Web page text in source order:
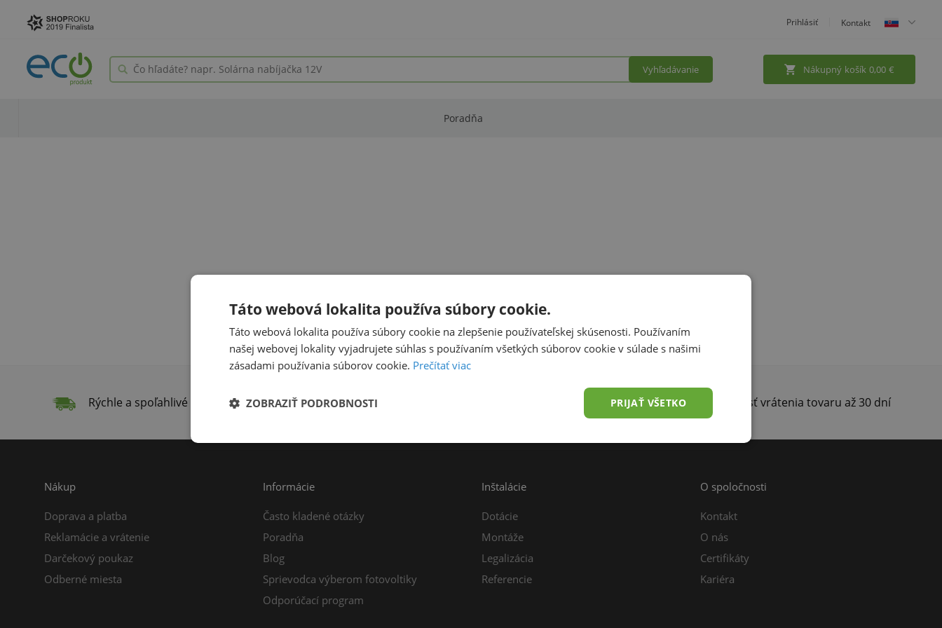
Prihlásiť Kontakt
Vyhľadávanie Nákupný košík 0,00 €
Poradňa
Rýchle a spoľahlivé doručenie Doprava zdarma od 49,00 € do 15 kg Konzultácia zdarma Možnosť vrátenia tovaru až 30 dní
Nákup
Doprava a platba
Reklamácie a vrátenie
Darčekový poukaz
Odberné miesta
Informácie
Často kladené otázky
Poradňa
Blog
Sprievodca výberom fotovoltiky
Odporúčací program
Inštalácie
Dotácie
Montáže
Legalizácia
Referencie
O spoločnosti
Kontakt
O nás
Certifikáty
Kariéra
Táto webová lokalita používa súbory cookie.
Táto webová lokalita používa súbory cookie na zlepšenie používateľskej skúsenosti. Používaním
našej webovej lokality vyjadrujete súhlas s používaním všetkých súborov cookie v súlade s našimi
zásadami používania súborov cookie. Prečítať viac
PRIJAŤ VŠETKO
ZOBRAZIŤ PODROBNOSTI